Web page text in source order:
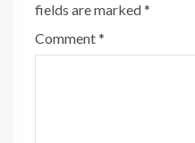
fields are marked*
Comment*